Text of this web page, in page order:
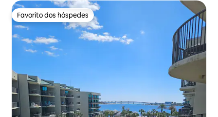
Favorito dos hóspedes
Favorito dos hóspedes